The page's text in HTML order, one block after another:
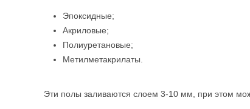
Эпоксидные;
Акриловые;
Полиуретановые;
Метилметакрилаты.
Эти полы заливаются слоем 3-10 мм, при этом